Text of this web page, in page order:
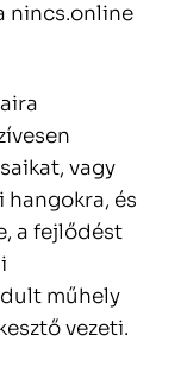
nincs.online
vagy
és
a fejlődést
műhely
vezeti.